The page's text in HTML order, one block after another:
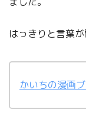
はっきりと言葉
かいちの漫画